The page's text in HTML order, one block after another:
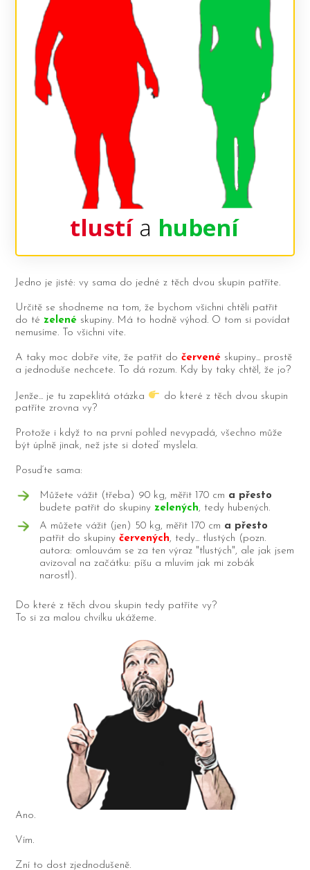
tlustía hubení
Jedno je jisté: vy sama do jedné z těch dvou skupin patříte.
Určitě se shodneme na tom, že bychom všichni chtěli patřit
do tézelené skupiny. Má to hodně výhod. O tom si povídat
nemusíme. To všichni víte.
A taky moc dobře víte, že patřit dočervené skupiny... prostě
a jednoduše nechcete. To dá rozum. Kdy by taky chtěl, že jo?
Jenže... je tu zapeklitá otázka
do které z těch dvou skupin
patříte zrovna vy?
Protože i když to na první pohled nevypadá, všechno může
být úplně jinak, než jste si doteď myslela.
Posuďte sama:
Můžete vážit (třeba) 90 kg, měřit 170 cm a přesto
budete patřit do skupinyzelených, tedy hubených.
A můžete vážit (jen) 50 kg, měřit 170 cm a přesto
patřit do skupinyčervených, tedy... tlustých (pozn.
autora: omlouvám se za ten výraz "tlustých", ale jak jsem
avizoval na začátku: píšu a mluvím jak mi zobák
narostl).
Do které z těch dvou skupin tedy patříte vy?
To si za malou chvilku ukážeme.
Ano.
Vím.
Zní to dost zjednodušeně.